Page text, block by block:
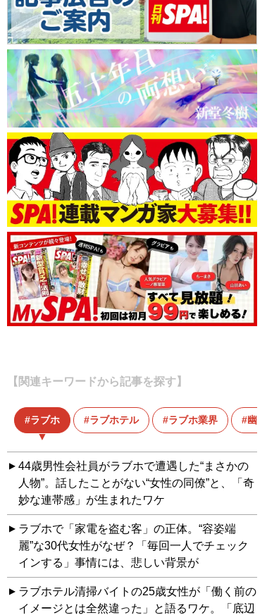
【関連キーワードから記事を探す】
ラブホ ラブホテル ラブホ業界 幽霊
44歳男性会社員がラブホで遭遇した“まさかの
人物”。話したことがない“女性の同僚”と、「奇
妙な連帯感」が生まれたワケ
ラブホで「家電を盗む客」の正体。“容姿端
麗”な30代女性がなぜ？「毎回一人でチェック
インする」事情には、悲しい背景が
ラブホテル清掃バイトの25歳女性が「働く前の
イメージとは全然違った」と語るワケ。「底辺